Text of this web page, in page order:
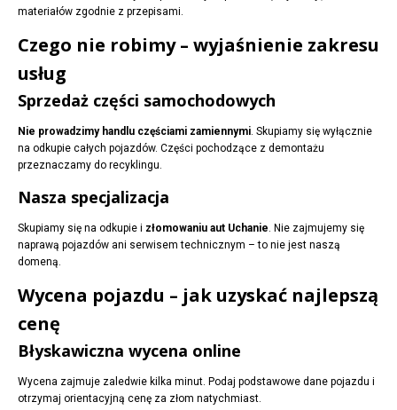
materiałów zgodnie z przepisami.
Czego nie robimy – wyjaśnienie zakresu
usług
Sprzedaż części samochodowych
Nie prowadzimy handlu częściami zamiennymi. Skupiamy się wyłącznie
na odkupie całych pojazdów. Części pochodzące z demontażu
przeznaczamy do recyklingu.
Nasza specjalizacja
Skupiamy się na odkupie i złomowaniu aut Uchanie. Nie zajmujemy się
naprawą pojazdów ani serwisem technicznym – to nie jest naszą
domeną.
Wycena pojazdu – jak uzyskać najlepszą
cenę
Błyskawiczna wycena online
Wycena zajmuje zaledwie kilka minut. Podaj podstawowe dane pojazdu i
otrzymaj orientacyjną cenę za złom natychmiast.